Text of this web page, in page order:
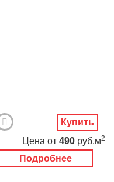
Подробнее
Цена от 490 руб.м2
Купить